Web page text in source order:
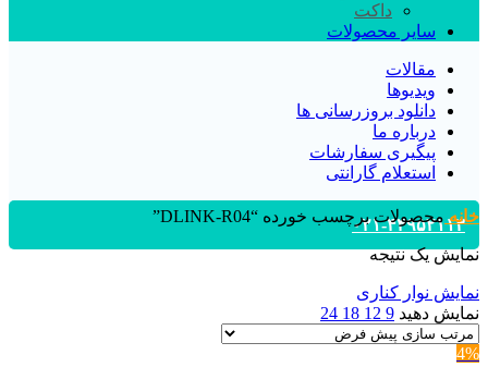
داکت
سایر محصولات
مقالات
ویدیوها
دانلود بروزرسانی ها
درباره ما
پیگیری سفارشات
استعلام گارانتی
۰۲۱-۴۴۹۵۲۱۱۳خانه محصولات برچسب خورده “DLINK-R04”
نمایش یک نتیجه
نمایش نوار کناری
نمایش دهید 9
12
18
24
4%